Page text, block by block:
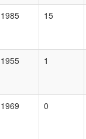
1985 15
1955 1
1969 0